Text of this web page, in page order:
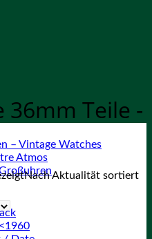
– Vintage Watches
Atmos
36mm Teile -
Nach Aktualität sortiert